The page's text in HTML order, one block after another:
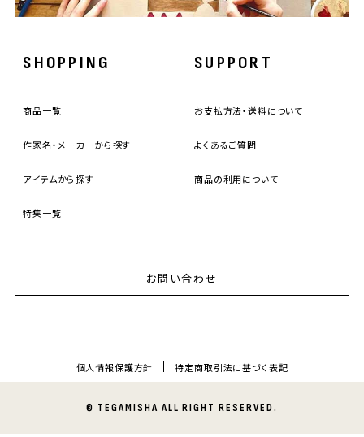
SHOPPING
商品一覧
作家名・メーカーから探す
アイテムから探す
特集一覧
SUPPORT
お支払方法・送料について
よくあるご質問
商品の利用について
お問い合わせ
個人情報保護方針 特定商取引法に基づく表記
© TEGAMISHA ALL RIGHT RESERVED.